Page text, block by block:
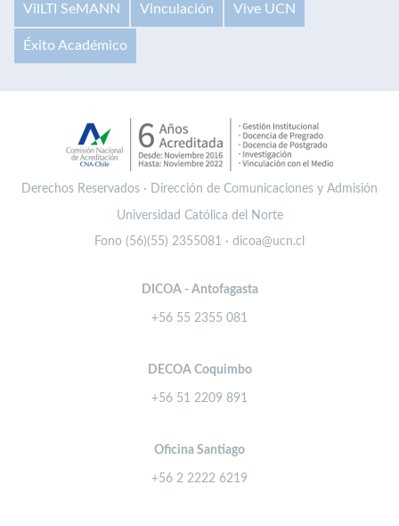
VilLTI SeMANN Vinculación Vive UCN
Éxito Académico
Derechos Reservados · Dirección de Comunicaciones y Admisión
Universidad Católica del Norte
Fono (56)(55) 2355081 · dicoa@ucn.cl
DICOA - Antofagasta
+56 55 2355 081
DECOA Coquimbo
+56 51 2209 891
Oficina Santiago
+56 2 2222 6219